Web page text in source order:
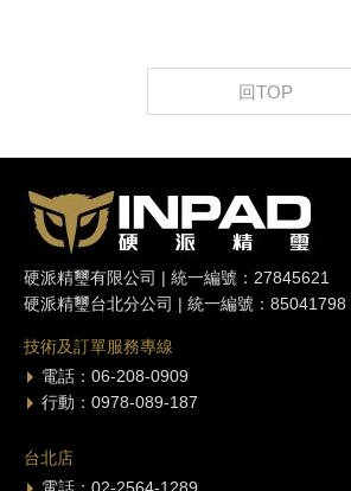
回TOP
硬派精璽有限公司 | 統一編號：27845621
硬派精璽台北分公司 | 統一編號：85041798
技術及訂單服務專線
電話：06-208-0909
行動：0978-089-187
台北店